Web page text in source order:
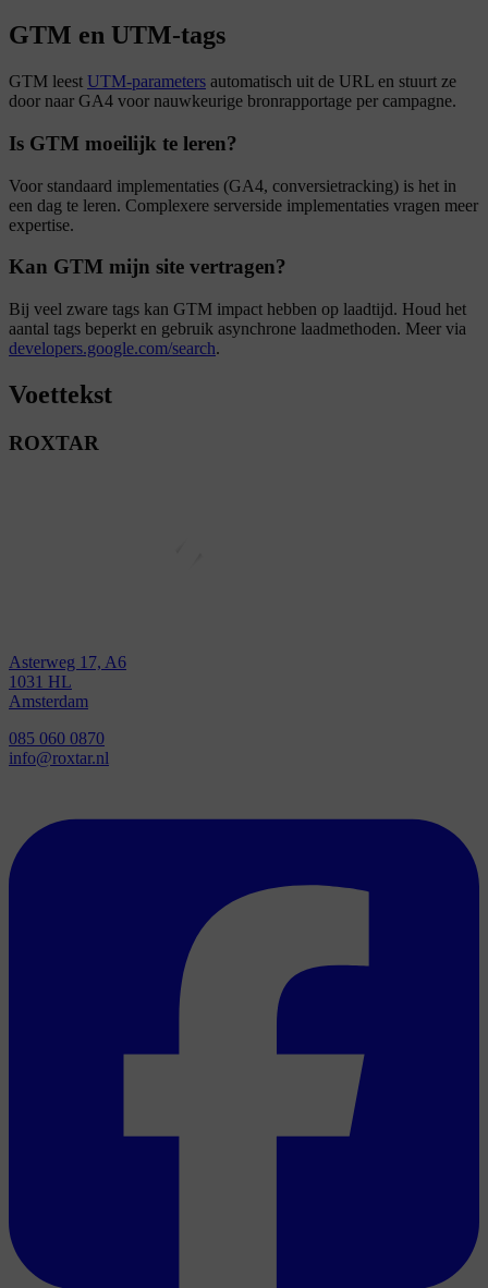
GTM en UTM-tags
GTM leest UTM-parameters automatisch uit de URL en stuurt ze
door naar GA4 voor nauwkeurige bronrapportage per campagne.
Is GTM moeilijk te leren?
Voor standaard implementaties (GA4, conversietracking) is het in
een dag te leren. Complexere serverside implementaties vragen meer
expertise.
Kan GTM mijn site vertragen?
Bij veel zware tags kan GTM impact hebben op laadtijd. Houd het
aantal tags beperkt en gebruik asynchrone laadmethoden. Meer via
developers.google.com/search.
Voettekst
ROXTAR
Asterweg 17, A6
1031 HL
Amsterdam
085 060 0870
info@roxtar.nl